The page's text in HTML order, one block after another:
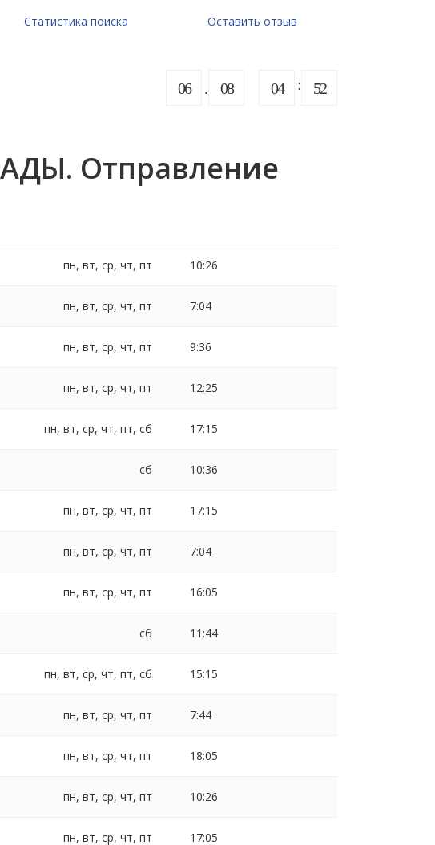
Статистика поиска Оставить отзыв
06 08 04 52
Отправление
пн, вт, ср, чт, пт 10:26
пн, вт, ср, чт, пт 7:04
пн, вт, ср, чт, пт 9:36
пн, вт, ср, чт, пт 12:25
пн, вт, ср, чт, пт, сб 17:15
сб 10:36
пн, вт, ср, чт, пт 17:15
пн, вт, ср, чт, пт 7:04
пн, вт, ср, чт, пт 16:05
сб 11:44
пн, вт, ср, чт, пт, сб 15:15
пн, вт, ср, чт, пт 7:44
пн, вт, ср, чт, пт 18:05
пн, вт, ср, чт, пт 10:26
пн, вт, ср, чт, пт 17:05